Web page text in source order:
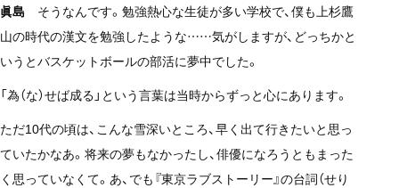
眞島 そうなんです。勉強熱心な生徒が多い学校で、僕も上杉鷹
山の時代の漢文を勉強したような……気がしますが、どっちかと
いうとバスケットボールの部活に夢中でした。
「為（な）せば成る」という言葉は当時からずっと心にあります。
ただ10代の頃は、こんな雪深いところ、早く出て行きたいと思っ
ていたかなあ。将来の夢もなかったし、俳優になろうともまった
く思っていなくて。あ、でも『東京ラブストーリー』の台詞（せり